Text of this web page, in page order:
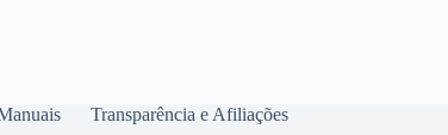
Transparência e Afiliações